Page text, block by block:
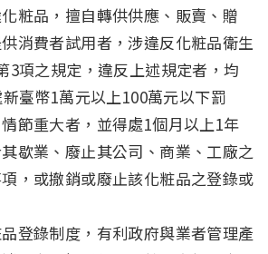
粧品，擅自轉供供應、販賣、贈
消費者試用者，涉違反化粧品衛生
3項之規定，違反上述規定者，均
臺幣1萬元以上100萬元以下罰
節重大者，並得處1個月以上1年
歇業、廢止其公司、商業、工廠之
，或撤銷或廢止該化粧品之登錄或
登錄制度，有利政府與業者管理產